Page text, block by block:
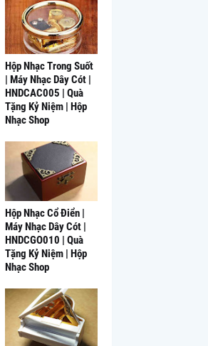
Hộp Nhạc Trong Suốt
| Máy Nhạc Dây Cót |
HNDCAC005 | Quà
Tặng Kỷ Niệm | Hộp
Nhạc Shop
Hộp Nhạc Cổ Điển |
Máy Nhạc Dây Cót |
HNDCGO010 | Quà
Tặng Kỷ Niệm | Hộp
Nhạc Shop